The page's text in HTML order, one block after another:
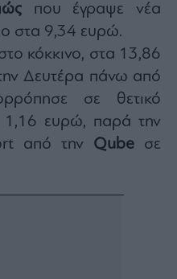
που έγραψε νέα
στα 9,34 ευρώ.
κόκκινο, στα 13,86
Δευτέρα πάνω από
σε θετικό
1,16 ευρώ, παρά την
από την Qube σε